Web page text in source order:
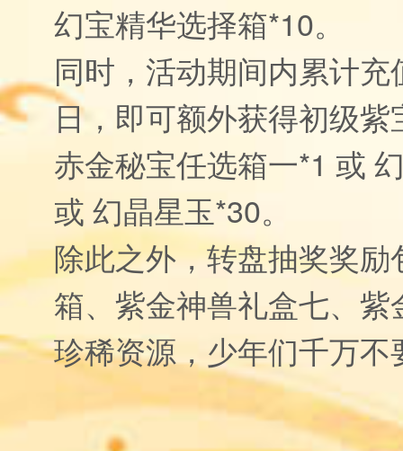
幻宝精华选择箱*10。
同时，活动期间内累计
日，即可额外获得初级
赤金秘宝任选箱一*1 或
或 幻晶星玉*30。
除此之外，转盘抽奖奖励
箱、紫金神兽礼盒七、
珍稀资源，少年们千万不